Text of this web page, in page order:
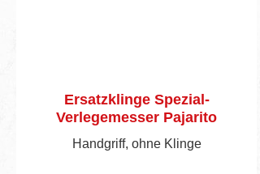
Ersatzklinge Spezial-
Verlegemesser Pajarito
Handgriff, ohne Klinge